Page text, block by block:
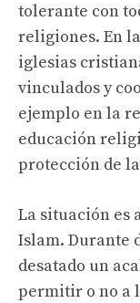
tolerante con
religiones. En
iglesias
vinculados y
ejemplo en la
educación
protección de
La situación es
Islam. Durante
desatado un
permitir o no a